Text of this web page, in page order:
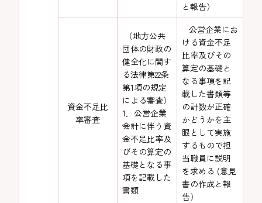
と報告）
資金不足比
率審査
（地方公共
団体の財政の
健全化に関す
る法律第22条
第1項の規定
による審査）
1．公営企業
会計に伴う資
金不足比率及
びその算定の
基礎となる事
項を記載した
書類
公営企業にお
ける資金不足
比率及びその
算定の基礎と
なる事項を記
載した書類等
の計数が正確
かどうかを主
眼として実施
するもので担
当職員に説明
を求める (意見
書の作成と報
告）